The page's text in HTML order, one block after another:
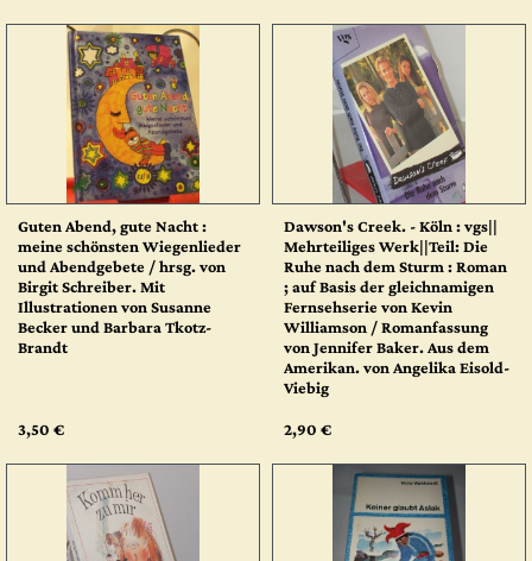
Guten Abend, gute Nacht :
meine schönsten Wiegenlieder
und Abendgebete / hrsg. von
Birgit Schreiber. Mit
Illustrationen von Susanne
Becker und Barbara Tkotz-
Brandt
3,50 €
Dawson's Creek. - Köln : vgs||
Mehrteiliges Werk||Teil: Die
Ruhe nach dem Sturm : Roman
; auf Basis der gleichnamigen
Fernsehserie von Kevin
Williamson / Romanfassung
von Jennifer Baker. Aus dem
Amerikan. von Angelika Eisold-
Viebig
2,90 €